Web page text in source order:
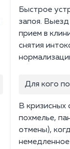
Быстрое
запоя.
прием в
снятия
Для кого
В кризисных
похмелье,
отмены),